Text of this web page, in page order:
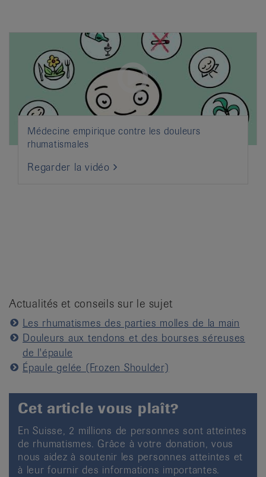
Médecine empirique contre les douleurs
rhumatismales
Regarder la vidéo
Actualités et conseils sur le sujet
Les rhumatismes des parties molles de la main
Douleurs aux tendons et des bourses séreuses
de l'épaule
Épaule gelée (Frozen Shoulder)
Cet article vous plaît?
En Suisse, 2 millions de personnes sont atteintes
de rhumatismes. Grâce à votre donation, vous
nous aidez à soutenir les personnes atteintes et
à leur fournir des informations importantes.